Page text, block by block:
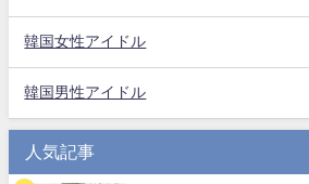
韓国女性アイドル
韓国男性アイドル
人気記事